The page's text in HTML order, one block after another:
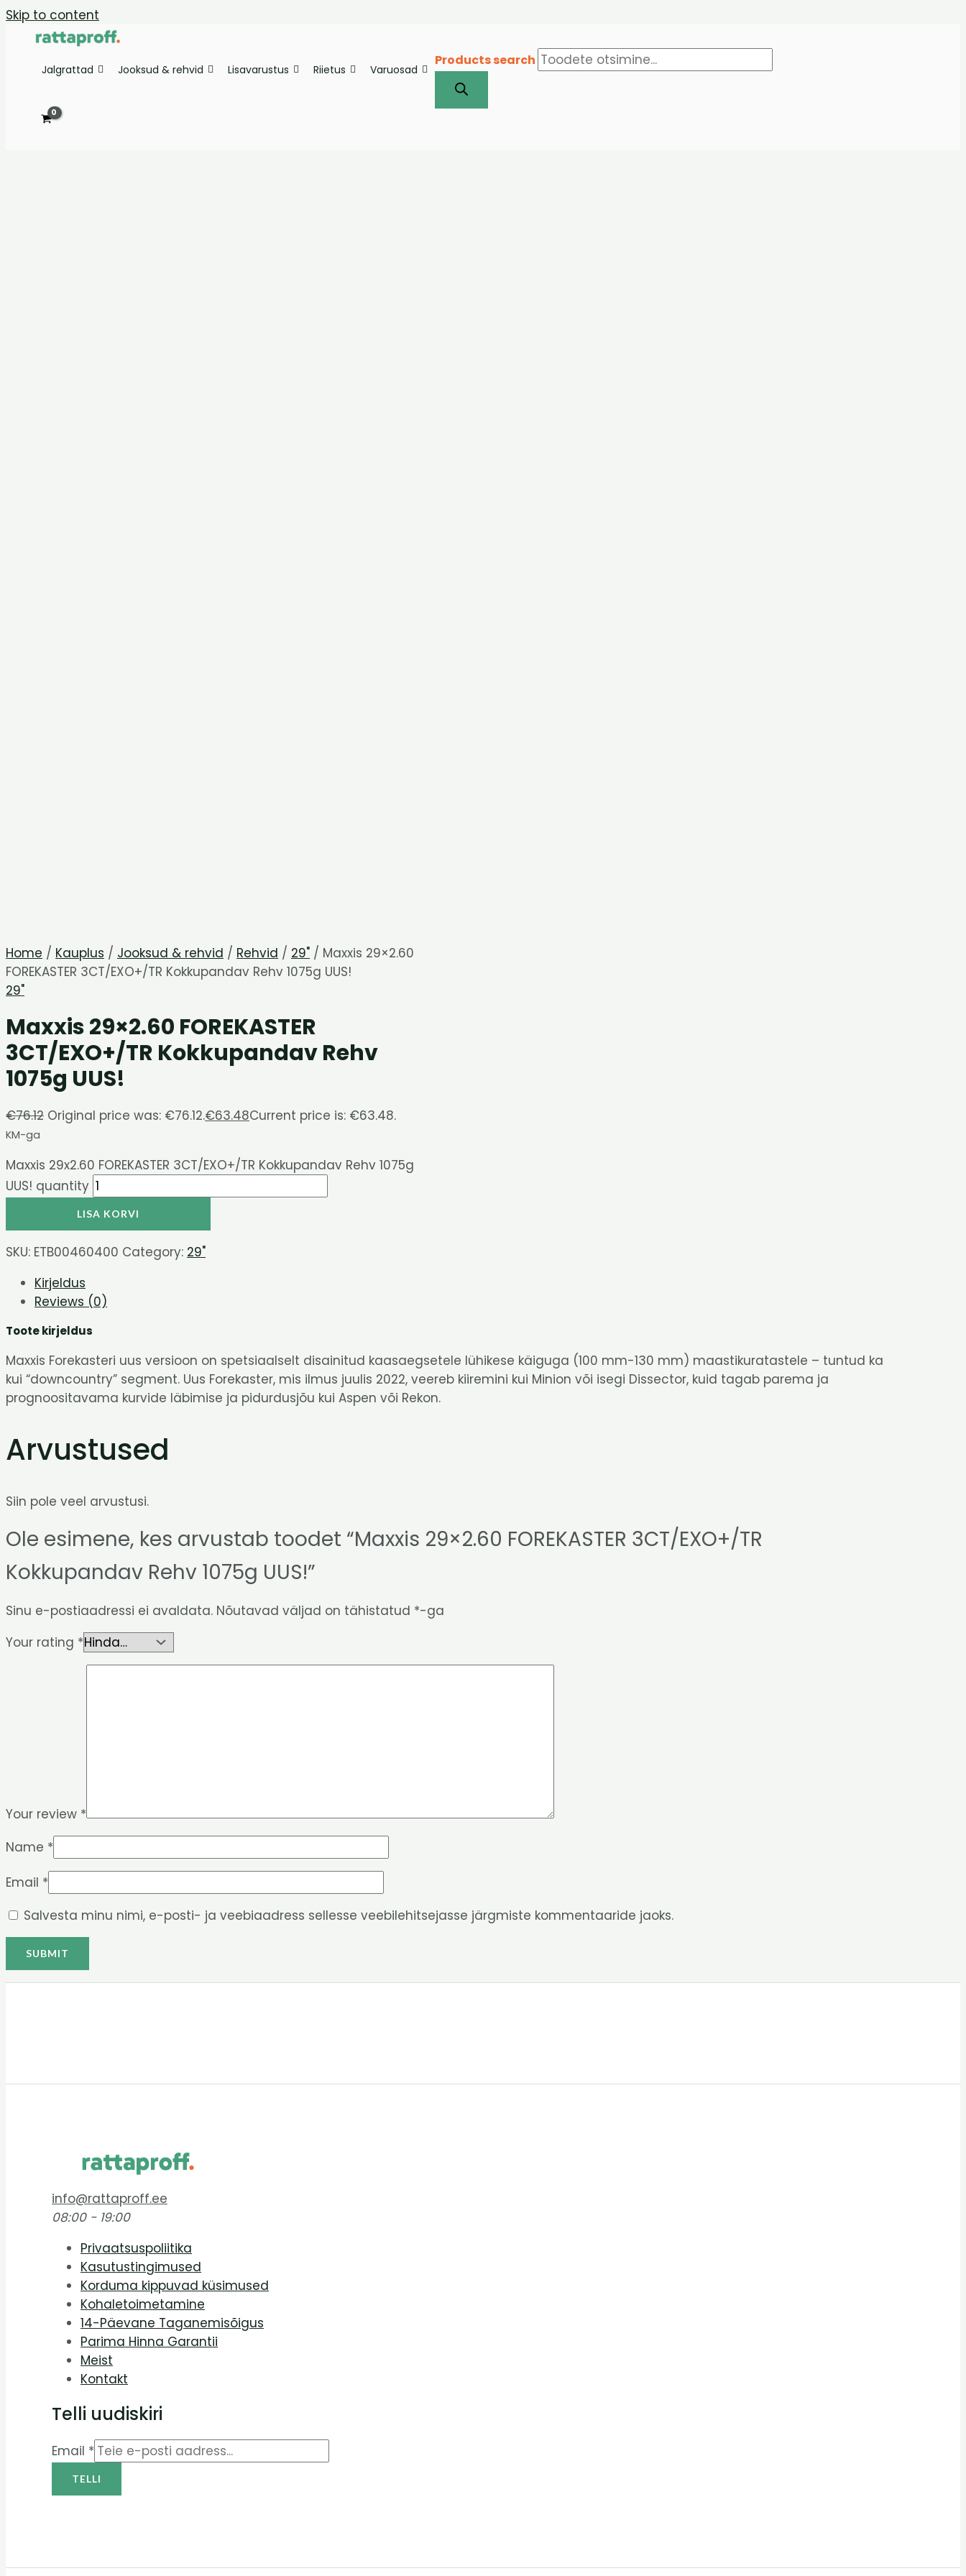
Skip to content
Jalgrattad Jooksud & rehvid Lisavarustus Riietus Varuosad
Products search
Home / Kauplus / Jooksud & rehvid / Rehvid / 29" / Maxxis 29×2.60
FOREKASTER 3CT/EXO+/TR Kokkupandav Rehv 1075g UUS!
29"
Maxxis 29×2.60 FOREKASTER
3CT/EXO+/TR Kokkupandav Rehv
1075g UUS!
€76.12 Original price was: €76.12.€63.48Current price is: €63.48.
KM-ga
Maxxis 29x2.60 FOREKASTER 3CT/EXO+/TR Kokkupandav Rehv 1075g
UUS! quantity
LISA KORVI
SKU: ETB00460400 Category: 29"
Kirjeldus
Reviews (0)
Toote kirjeldus
Maxxis Forekasteri uus versioon on spetsiaalselt disainitud kaasaegsetele lühikese käiguga (100 mm-130 mm) maastikuratastele – tuntud ka
kui “downcountry” segment. Uus Forekaster, mis ilmus juulis 2022, veereb kiiremini kui Minion või isegi Dissector, kuid tagab parema ja
prognoositavama kurvide läbimise ja pidurdusjõu kui Aspen või Rekon.
Arvustused
Siin pole veel arvustusi.
Ole esimene, kes arvustab toodet “Maxxis 29×2.60 FOREKASTER 3CT/EXO+/TR
Kokkupandav Rehv 1075g UUS!”
Sinu e-postiaadressi ei avaldata. Nõutavad väljad on tähistatud *-ga
Your rating *
Your review *
Name *
Email *
Salvesta minu nimi, e-posti- ja veebiaadress sellesse veebilehitsejasse järgmiste kommentaaride jaoks.
info@rattaproff.ee
08:00 - 19:00
Privaatsuspoliitika
Kasutustingimused
Korduma kippuvad küsimused
Kohaletoimetamine
14-Päevane Taganemisõigus
Parima Hinna Garantii
Meist
Kontakt
Telli uudiskiri
Email *
TELLI